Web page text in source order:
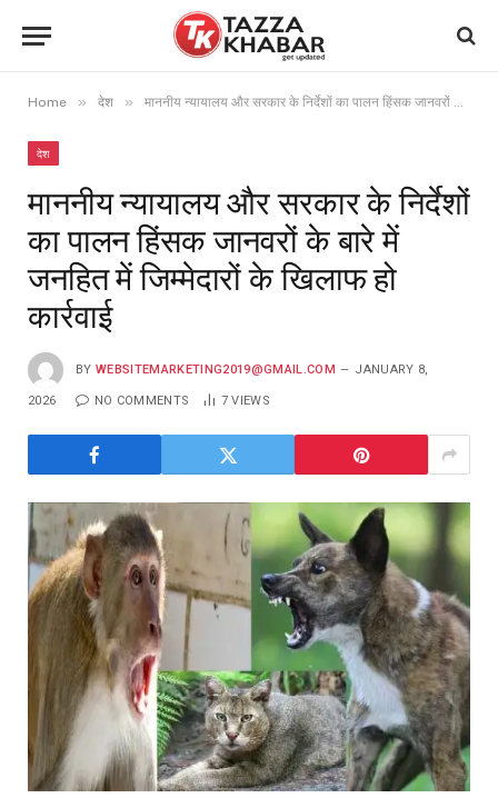
Home » देश » माननीय न्यायालय और सरकार के निर्देशों का पालन हिंसक जानवरों के बारे में जनहित में जिम्मेदारों के खिलाफ हो कार्रवाई
देश
माननीय न्यायालय और सरकार के निर्देशों
का पालन हिंसक जानवरों के बारे में
जनहित में जिम्मेदारों के खिलाफ हो
कार्रवाई
BY WEBSITEMARKETING2019@GMAIL.COM JANUARY 8,
2026 NO COMMENTS 7VIEWS